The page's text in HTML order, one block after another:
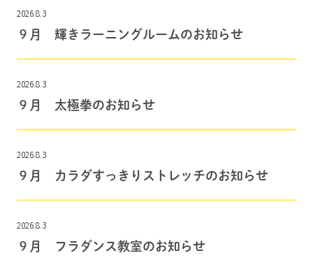
2026.8.3
９月 輝きラーニングルームのお知らせ
2026.8.3
９月 太極拳のお知らせ
2026.8.3
９月 カラダすっきりストレッチのお知らせ
2026.8.3
９月 フラダンス教室のお知らせ